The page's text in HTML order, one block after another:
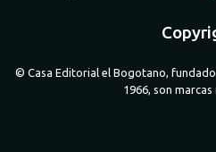
© Casa Editorial el Bogotano,
1966, son